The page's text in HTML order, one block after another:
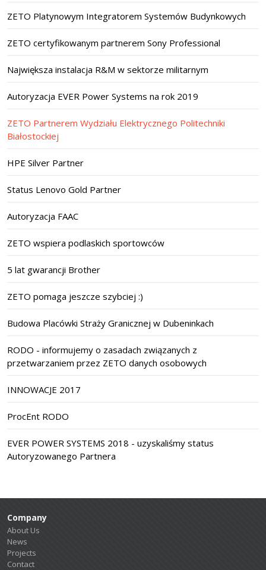
ZETO Platynowym Integratorem Systemów Budynkowych
ZETO certyfikowanym partnerem Sony Professional
Największa instalacja R&M w sektorze militarnym
Autoryzacja EVER Power Systems na rok 2019
ZETO Partnerem Wydziału Elektrycznego Politechniki
Białostockiej
HPE Silver Partner
Status Lenovo Gold Partner
Autoryzacja FAAC
ZETO wspiera podlaskich sportowców
5 lat gwarancji Brother
ZETO pomaga jeszcze szybciej :)
Budowa Placówki Straży Granicznej w Dubeninkach
RODO - informujemy o zasadach związanych z
przetwarzaniem przez ZETO danych osobowych
INNOWACJE 2017
ProcEnt RODO
EVER POWER SYSTEMS 2018 - uzyskaliśmy status
Autoryzowanego Partnera
Company
About Us
News
Projects
Contact